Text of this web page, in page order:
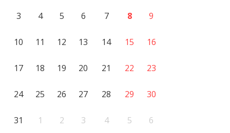
3 4 5 6 7 8 9
10 11 12 13 14 15 16
17 18 19 20 21 22 23
24 25 26 27 28 29 30
31 1 2 3 4 5 6